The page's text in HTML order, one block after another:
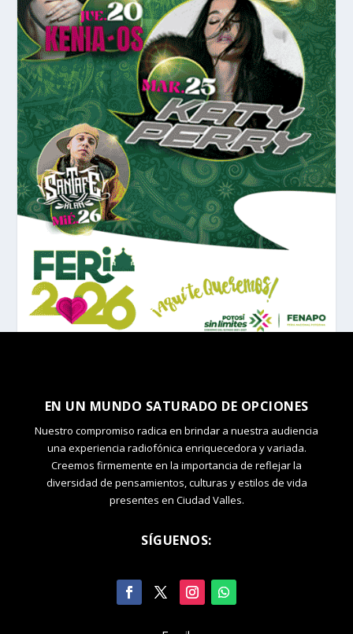
EN UN MUNDO SATURADO DE OPCIONES
Nuestro compromiso radica en brindar a nuestra audiencia
una experiencia radiofónica enriquecedora y variada.
Creemos firmemente en la importancia de reflejar la
diversidad de pensamientos, culturas y estilos de vida
presentes en Ciudad Valles.
SÍGUENOS: